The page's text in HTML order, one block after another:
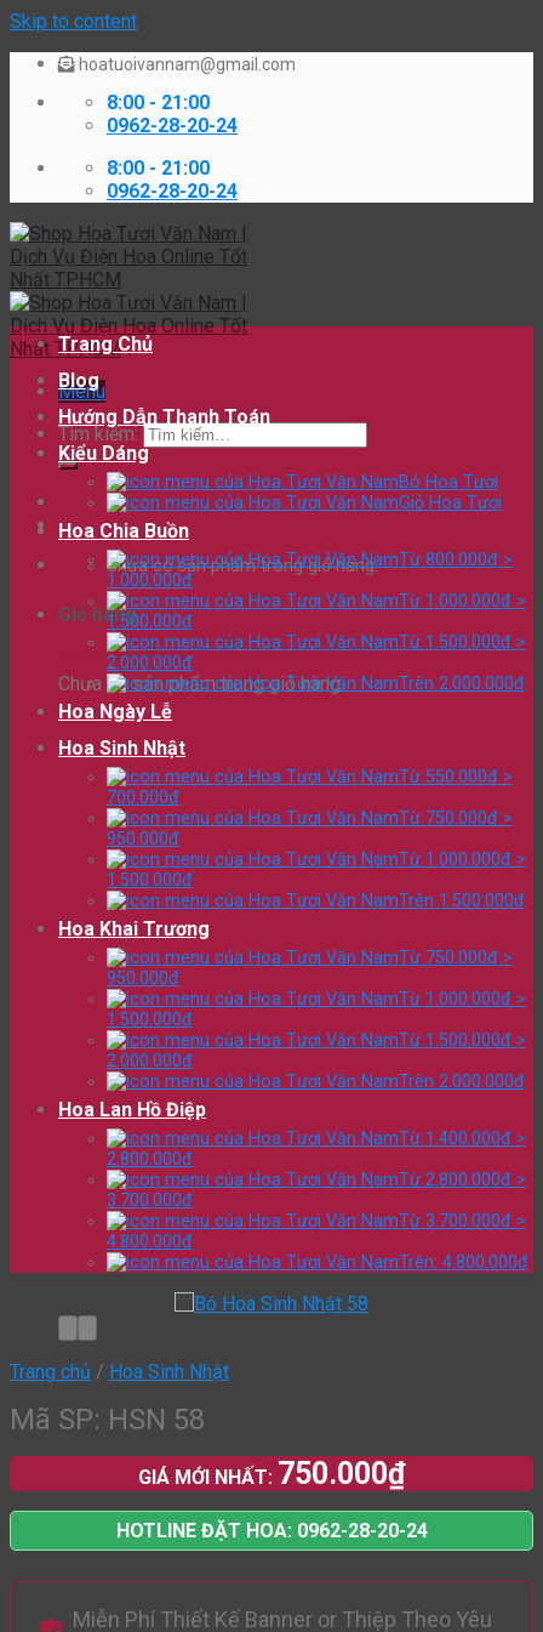
Skip to content
hoatuoivannam@gmail.com
8:00 - 21:00
0962-28-20-24
8:00 - 21:00
0962-28-20-24
Menu
Tìm kiếm:
Chưa có sản phẩm trong giỏ hàng.
Giỏ hàng
Chưa có sản phẩm trong giỏ hàng.
Trang Chủ
Blog
Hướng Dẫn Thanh Toán
Kiểu Dáng
Bó Hoa Tươi
Giỏ Hoa Tươi
Hoa Chia Buồn
Từ 800.000đ >
1.000.000đ
Từ 1.000.000đ >
1.500.000đ
Từ 1.500.000đ >
2.000.000đ
Trên 2.000.000đ
Hoa Ngày Lễ
Hoa Sinh Nhật
Từ 550.000đ >
700.000đ
Từ 750.000đ >
950.000đ
Từ 1.000.000đ >
1.500.000đ
Trên 1.500.000đ
Hoa Khai Trương
Từ 750.000đ >
950.000đ
Từ 1.000.000đ >
1.500.000đ
Từ 1.500.000đ >
2.000.000đ
Trên 2.000.000đ
Hoa Lan Hồ Điệp
Từ 1.400.000đ >
2.800.000đ
Từ 2.800.000đ >
3.700.000đ
Từ 3.700.000đ >
4.800.000đ
Trên: 4.800.000đ
Trang chủ / Hoa Sinh Nhật
Mã SP: HSN 58
GIÁ MỚI NHẤT: 750.000₫
HOTLINE ĐẶT HOA: 0962-28-20-24
Miễn Phí Thiết Kế Banner or Thiệp Theo Yêu